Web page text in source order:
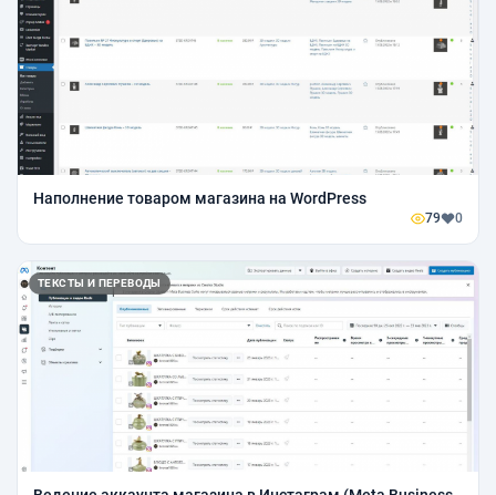
Наполнение товаром магазина на WordPress
79 0
ТЕКСТЫ И ПЕРЕВОДЫ